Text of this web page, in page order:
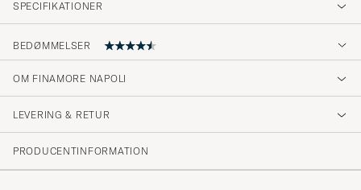
SPECIFIKATIONER
BEDØMMELSER
Excellent quality!
MARTIN H
OM FINAMORE NAPOLI
LEVERING & RETUR
PRODUCENTINFORMATION